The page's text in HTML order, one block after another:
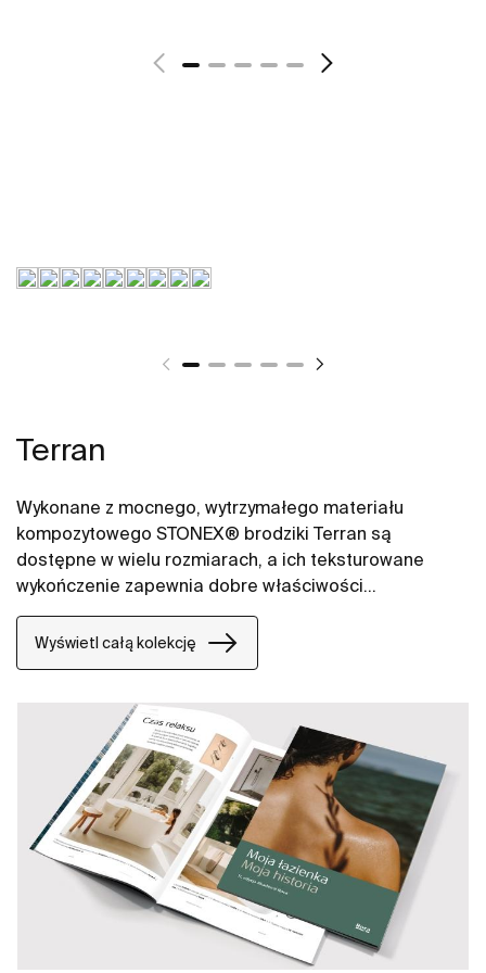
Terran
Wykonane z mocnego, wytrzymałego materiału
kompozytowego STONEX® brodziki Terran są
dostępne w wielu rozmiarach, a ich teksturowane
wykończenie zapewnia dobre właściwości
antypoślizgowe.
Wyświetl całą kolekcję